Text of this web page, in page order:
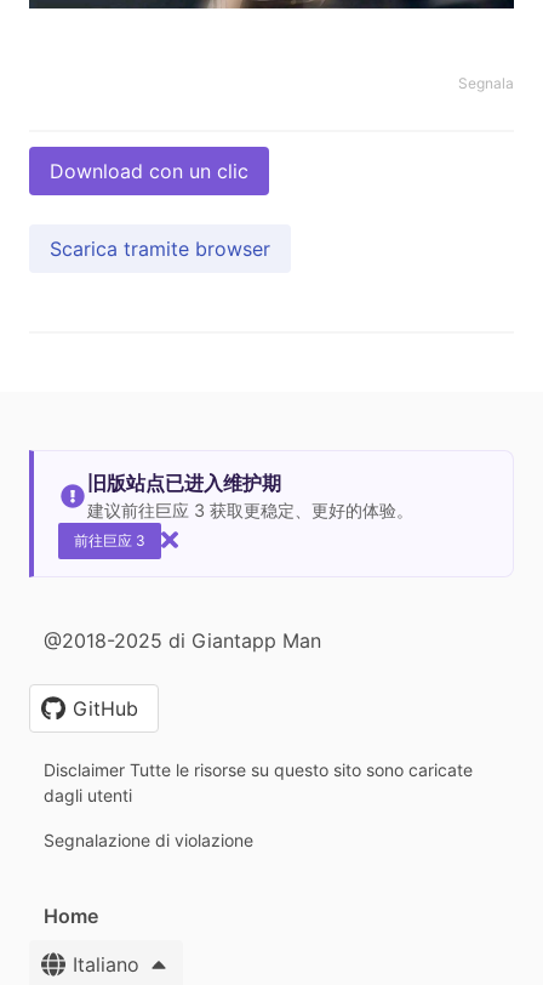
Segnala
Download con un clic
Scarica tramite browser
旧版站点已进入维护期
建议前往巨应 3 获取更稳定、更好的体验。
前往巨应 3
@2018-2025 di Giantapp Man
GitHub
Disclaimer Tutte le risorse su questo sito sono caricate
dagli utenti
Segnalazione di violazione
Home
Italiano